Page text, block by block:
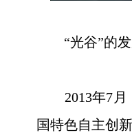
“光谷”的发
2013年7月，
国特色自主创